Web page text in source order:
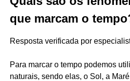
que marcam o
Resposta verificada por
Para marcar o tempo podemos
naturais, sendo elas, o Sol, a